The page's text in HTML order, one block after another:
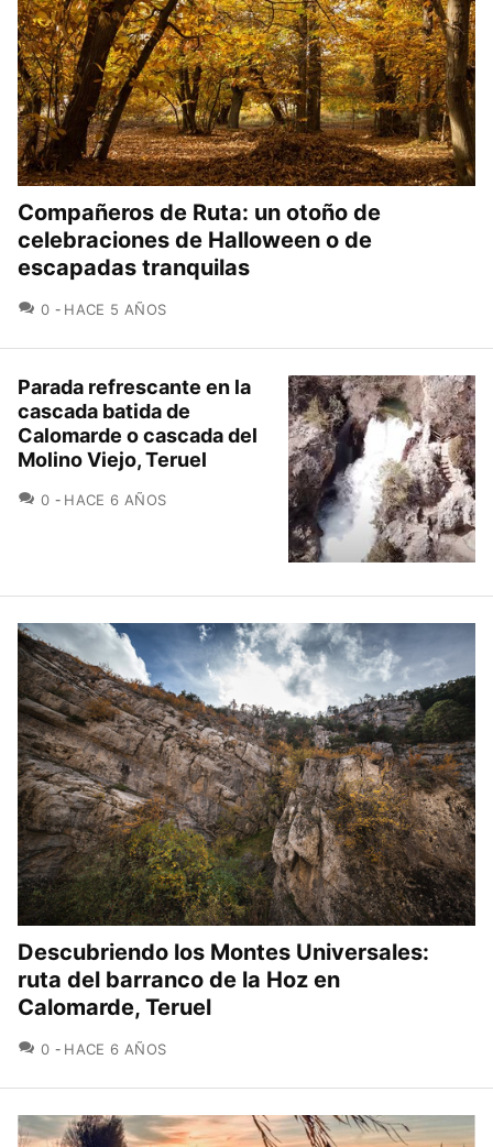
Compañeros de Ruta: un otoño de
celebraciones de Halloween o de
escapadas tranquilas
0 COMENTARIOS
HACE 5 AÑOS
Parada refrescante en la
cascada batida de
Calomarde o cascada del
Molino Viejo, Teruel
0 COMENTARIOS
HACE 6 AÑOS
Descubriendo los Montes Universales:
ruta del barranco de la Hoz en
Calomarde, Teruel
0 COMENTARIOS
HACE 6 AÑOS